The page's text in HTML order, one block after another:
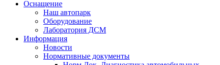
Оснащение
Наш автопарк
Оборудование
Лаборатория ДСМ
Информация
Новости
Нормативные документы